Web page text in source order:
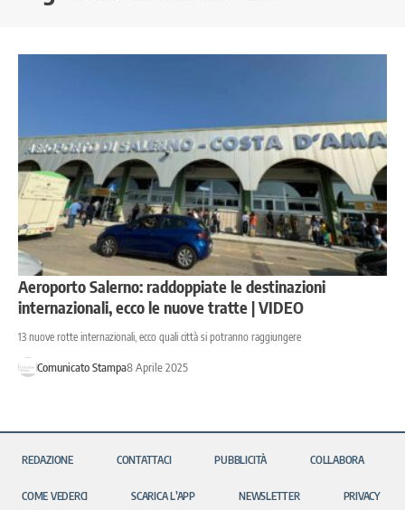
Aeroporto Salerno: raddoppiate le destinazioni
internazionali, ecco le nuove tratte | VIDEO
13 nuove rotte internazionali, ecco quali città si potranno raggiungere
Comunicato Stampa8 Aprile 2025
REDAZIONE CONTATTACI PUBBLICITÀ COLLABORA
COME VEDERCI SCARICA L’APP NEWSLETTER PRIVACY